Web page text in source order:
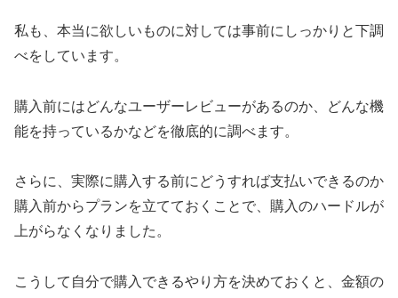
私も、本当に欲しいものに対しては事前にしっかりと下調
べをしています。
購入前にはどんなユーザーレビューがあるのか、どんな機
能を持っているかなどを徹底的に調べます。
さらに、実際に購入する前にどうすれば支払いできるのか
購入前からプランを立てておくことで、購入のハードルが
上がらなくなりました。
こうして自分で購入できるやり方を決めておくと、金額の